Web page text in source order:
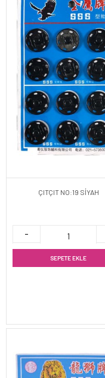
ÇITÇIT NO:19 SİYAH
SEPETE EKLE